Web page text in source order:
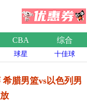
CBA 综合
球星 十佳球
希腊男篮vs以色列男